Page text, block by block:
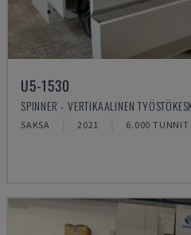
U5-1530
SPINNER - VERTIKAALINEN
SAKSA 2021 6.000 TUNNIT